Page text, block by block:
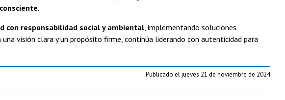
.
con responsabilidad social y ambiental , implementando soluciones
visión clara y un propósito firme, continúa liderando con autenticidad para
Publicado el jueves 21 de noviembre de 2024